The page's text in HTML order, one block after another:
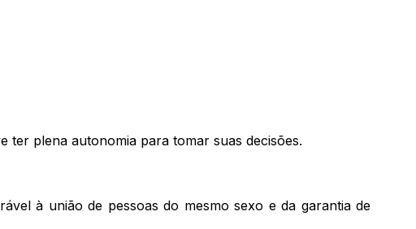
ter plena autonomia para tomar suas decisões.
à união de pessoas do mesmo sexo e da garantia de